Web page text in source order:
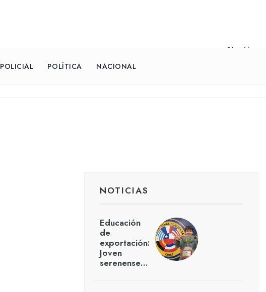
POLICIAL POLÍTICA NACIONAL
NOTICIAS
Educación
de
exportación:
Joven
serenense…